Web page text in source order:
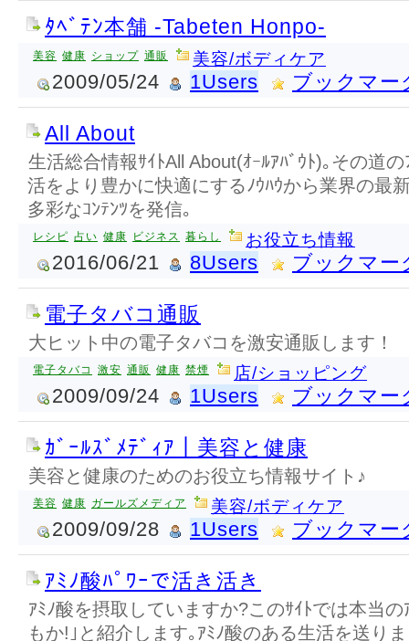
ﾀﾍﾞﾃﾝ本舗 -Tabeten Honpo-
美容 健康 ショップ 通販 美容/ボディケア
2009/05/24 1Users ブックマー
All About
生活総合情報ｻｲﾄAll About(ｵｰﾙｱﾊﾞｳﾄ)｡その道
活をより豊かに快適にするﾉｳﾊｳから業界の最
多彩なｺﾝﾃﾝﾂを発信｡
レシピ 占い 健康 ビジネス 暮らし お役立ち情報
2016/06/21 8Users ブックマー
電子タバコ通販
大ヒット中の電子タバコを激安通販します！
電子タバコ 激安 通販 健康 禁煙 店/ショッピング
2009/09/24 1Users ブックマー
ｶﾞｰﾙｽﾞﾒﾃﾞｨｱ｜美容と健康
美容と健康のためのお役立ち情報サイト♪
美容 健康 ガールズメディア 美容/ボディケア
2009/09/28 1Users ブックマー
ｱﾐﾉ酸ﾊﾟﾜｰで活き活き
ｱﾐﾉ酸を摂取していますか?このｻｲﾄでは本当
もか!｣と紹介します｡ｱﾐﾉ酸のある生活を送り